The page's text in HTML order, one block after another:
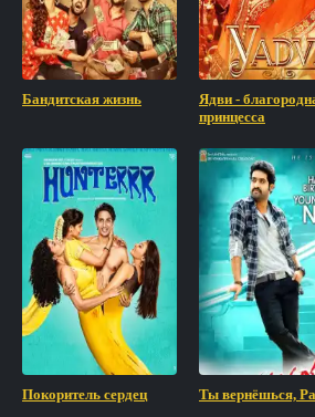
Бандитская жизнь
Ядви -
принцесса
Покоритель сердец Ты вернёшься,